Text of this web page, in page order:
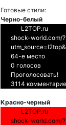
Готовые стили:
Черно-белый
L2TOP.ru
shock-world.com/?
64-е место
0 голосов
Проголосовать!
3114
Красно-черный
L2TOP.ru
shock-world.com/?